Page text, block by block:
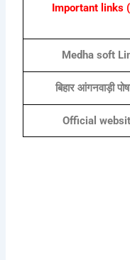
Important links
Medha soft
बिहार आंगनवाड़ी
Official